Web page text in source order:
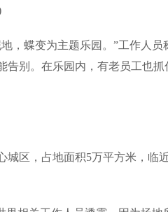
，蝶变为主题乐园。”工作人员
别。在乐园内，有老员工也抓
区，占地面积5万平方米，临